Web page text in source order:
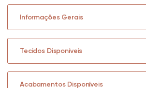
Informações Gerais
Tecidos Disponíveis
Acabamentos Disponíveis